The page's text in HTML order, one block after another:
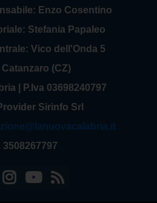
Enzo Cosentino
Stefania Papaleo
Vico dell'Onda 5
Catanzaro (CZ)
| P.Iva 03698240797
Sirinfo Srl
3508267797